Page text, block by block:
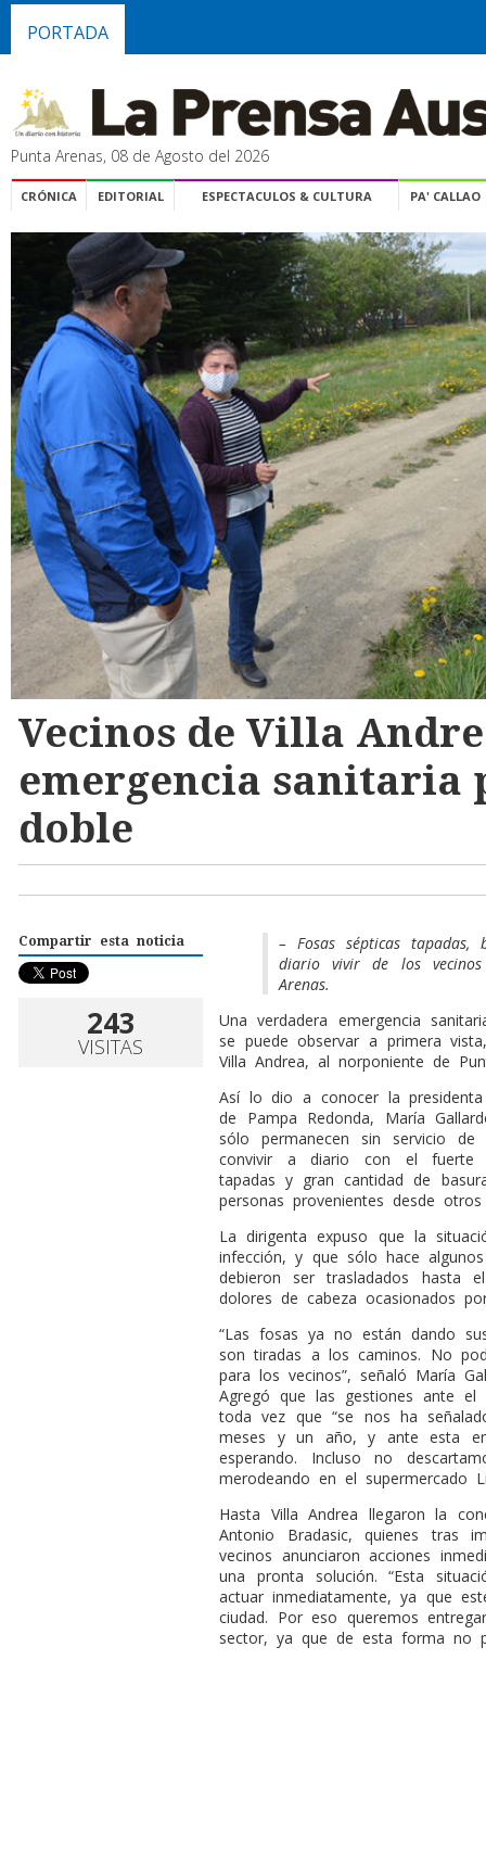
PORTADA
Punta Arenas, 08 de Agosto del 2026
CRÓNICA EDITORIAL ESPECTACULOS & CULTURA PA' CALLAO
Vecinos de Villa
emergencia sanitaria
doble
Compartir esta noticia
243
VISITAS
– Fosas sépticas
diario vivir de los
Arenas.
Una verdadera emergencia
se puede observar a primera
Villa Andrea, al norponiente de
Así lo dio a conocer la
de Pampa Redonda, María
sólo permanecen sin servicio de
convivir a diario con el fuerte
tapadas y gran cantidad de
personas provenientes desde
La dirigenta expuso que la
infección, y que sólo hace
debieron ser trasladados hasta
dolores de cabeza ocasionados
“Las fosas ya no están dando
son tiradas a los caminos. No
para los vecinos”, señaló María
Agregó que las gestiones ante
toda vez que “se nos ha
meses y un año, y ante esta
esperando. Incluso no
merodeando en el supermercado
Hasta Villa Andrea llegaron la
Antonio Bradasic, quienes tras
vecinos anunciaron acciones
una pronta solución. “Esta
actuar inmediatamente, ya que
ciudad. Por eso queremos
sector, ya que de esta forma no